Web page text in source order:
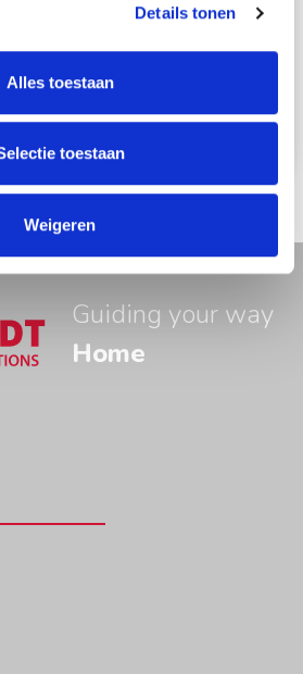
Details tonen
Alles toestaan
toestaan
Weigeren
Guiding your way
Home